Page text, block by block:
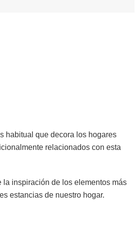
habitual que decora los hogares
relacionados con esta
la inspiración de los elementos más
estancias de nuestro hogar.